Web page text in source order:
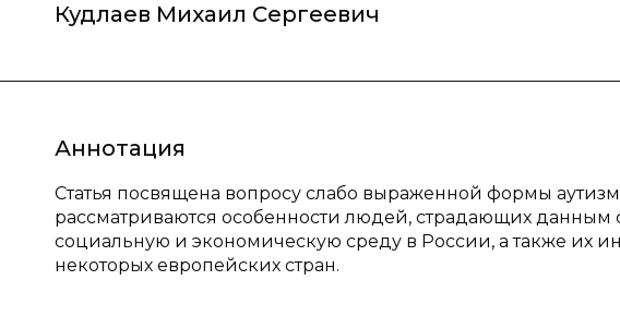
Кудлаев Михаил Сергеевич
Аннотация
Статья посвящена вопросу слабо выраженной формы
рассматриваются особенности людей, страдающих
социальную и экономическую среду в России, а также их
некоторых европейских стран.